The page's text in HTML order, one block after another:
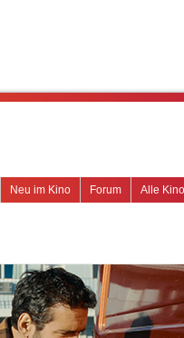
Alle
Forum
Neu im Kino